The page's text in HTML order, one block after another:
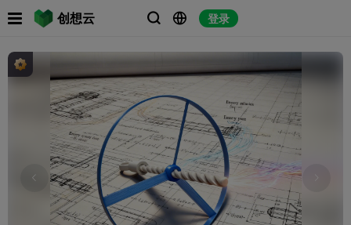
创想云   登录
 